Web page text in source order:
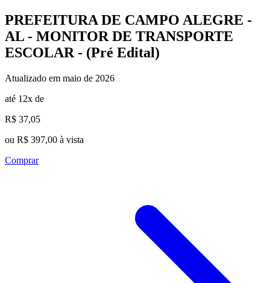
PREFEITURA DE CAMPO ALEGRE -
AL - MONITOR DE TRANSPORTE
ESCOLAR - (Pré Edital)
Atualizado em maio de 2026
até 12x de
R$ 37,05
ou R$ 397,00 à vista
Comprar